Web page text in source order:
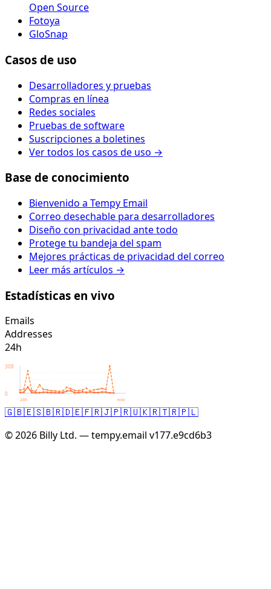
Open Source
Fotoya
GloSnap
Casos de uso
Desarrolladores y pruebas
Compras en línea
Redes sociales
Pruebas de software
Suscripciones a boletines
Ver todos los casos de uso →
Base de conocimiento
Bienvenido a Tempy Email
Correo desechable para desarrolladores
Diseño con privacidad ante todo
Protege tu bandeja del spam
Mejores prácticas de privacidad del correo
Leer más artículos →
Estadísticas en vivo
Emails
Addresses
24h
308
0
24h now
🇬🇧🇪🇸🇧🇷🇩🇪🇫🇷🇯🇵🇷🇺🇰🇷🇹🇷🇵🇱
© 2026 Billy Ltd. — tempy.email v177.e9cd6b3